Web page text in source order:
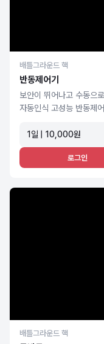
배틀그라운드 핵
반동제어기
보안이 뛰어나고 수동으
자동인식 고성능 반동제
1일 | 10,000원
로그인
배틀그라운드 핵